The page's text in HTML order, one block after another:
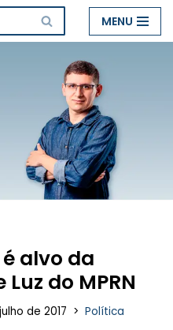
MENU
alvo da
do MPRN
de 2017 Política